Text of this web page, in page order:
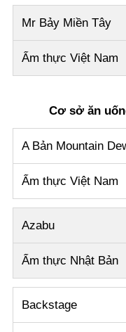
Mr Bảy Miền Tây
Ẩm thực Việt Nam
Cơ sở ăn
A Bản Mountain
Ẩm thực Việt Nam
Azabu
Ẩm thực Nhật Bản
Backstage